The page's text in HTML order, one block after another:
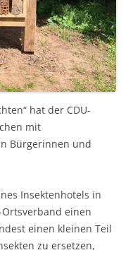
hat der CDU-
mit
Bürgerinnen und
Insektenhotels in
einen
einen kleinen Teil
zu ersetzen,